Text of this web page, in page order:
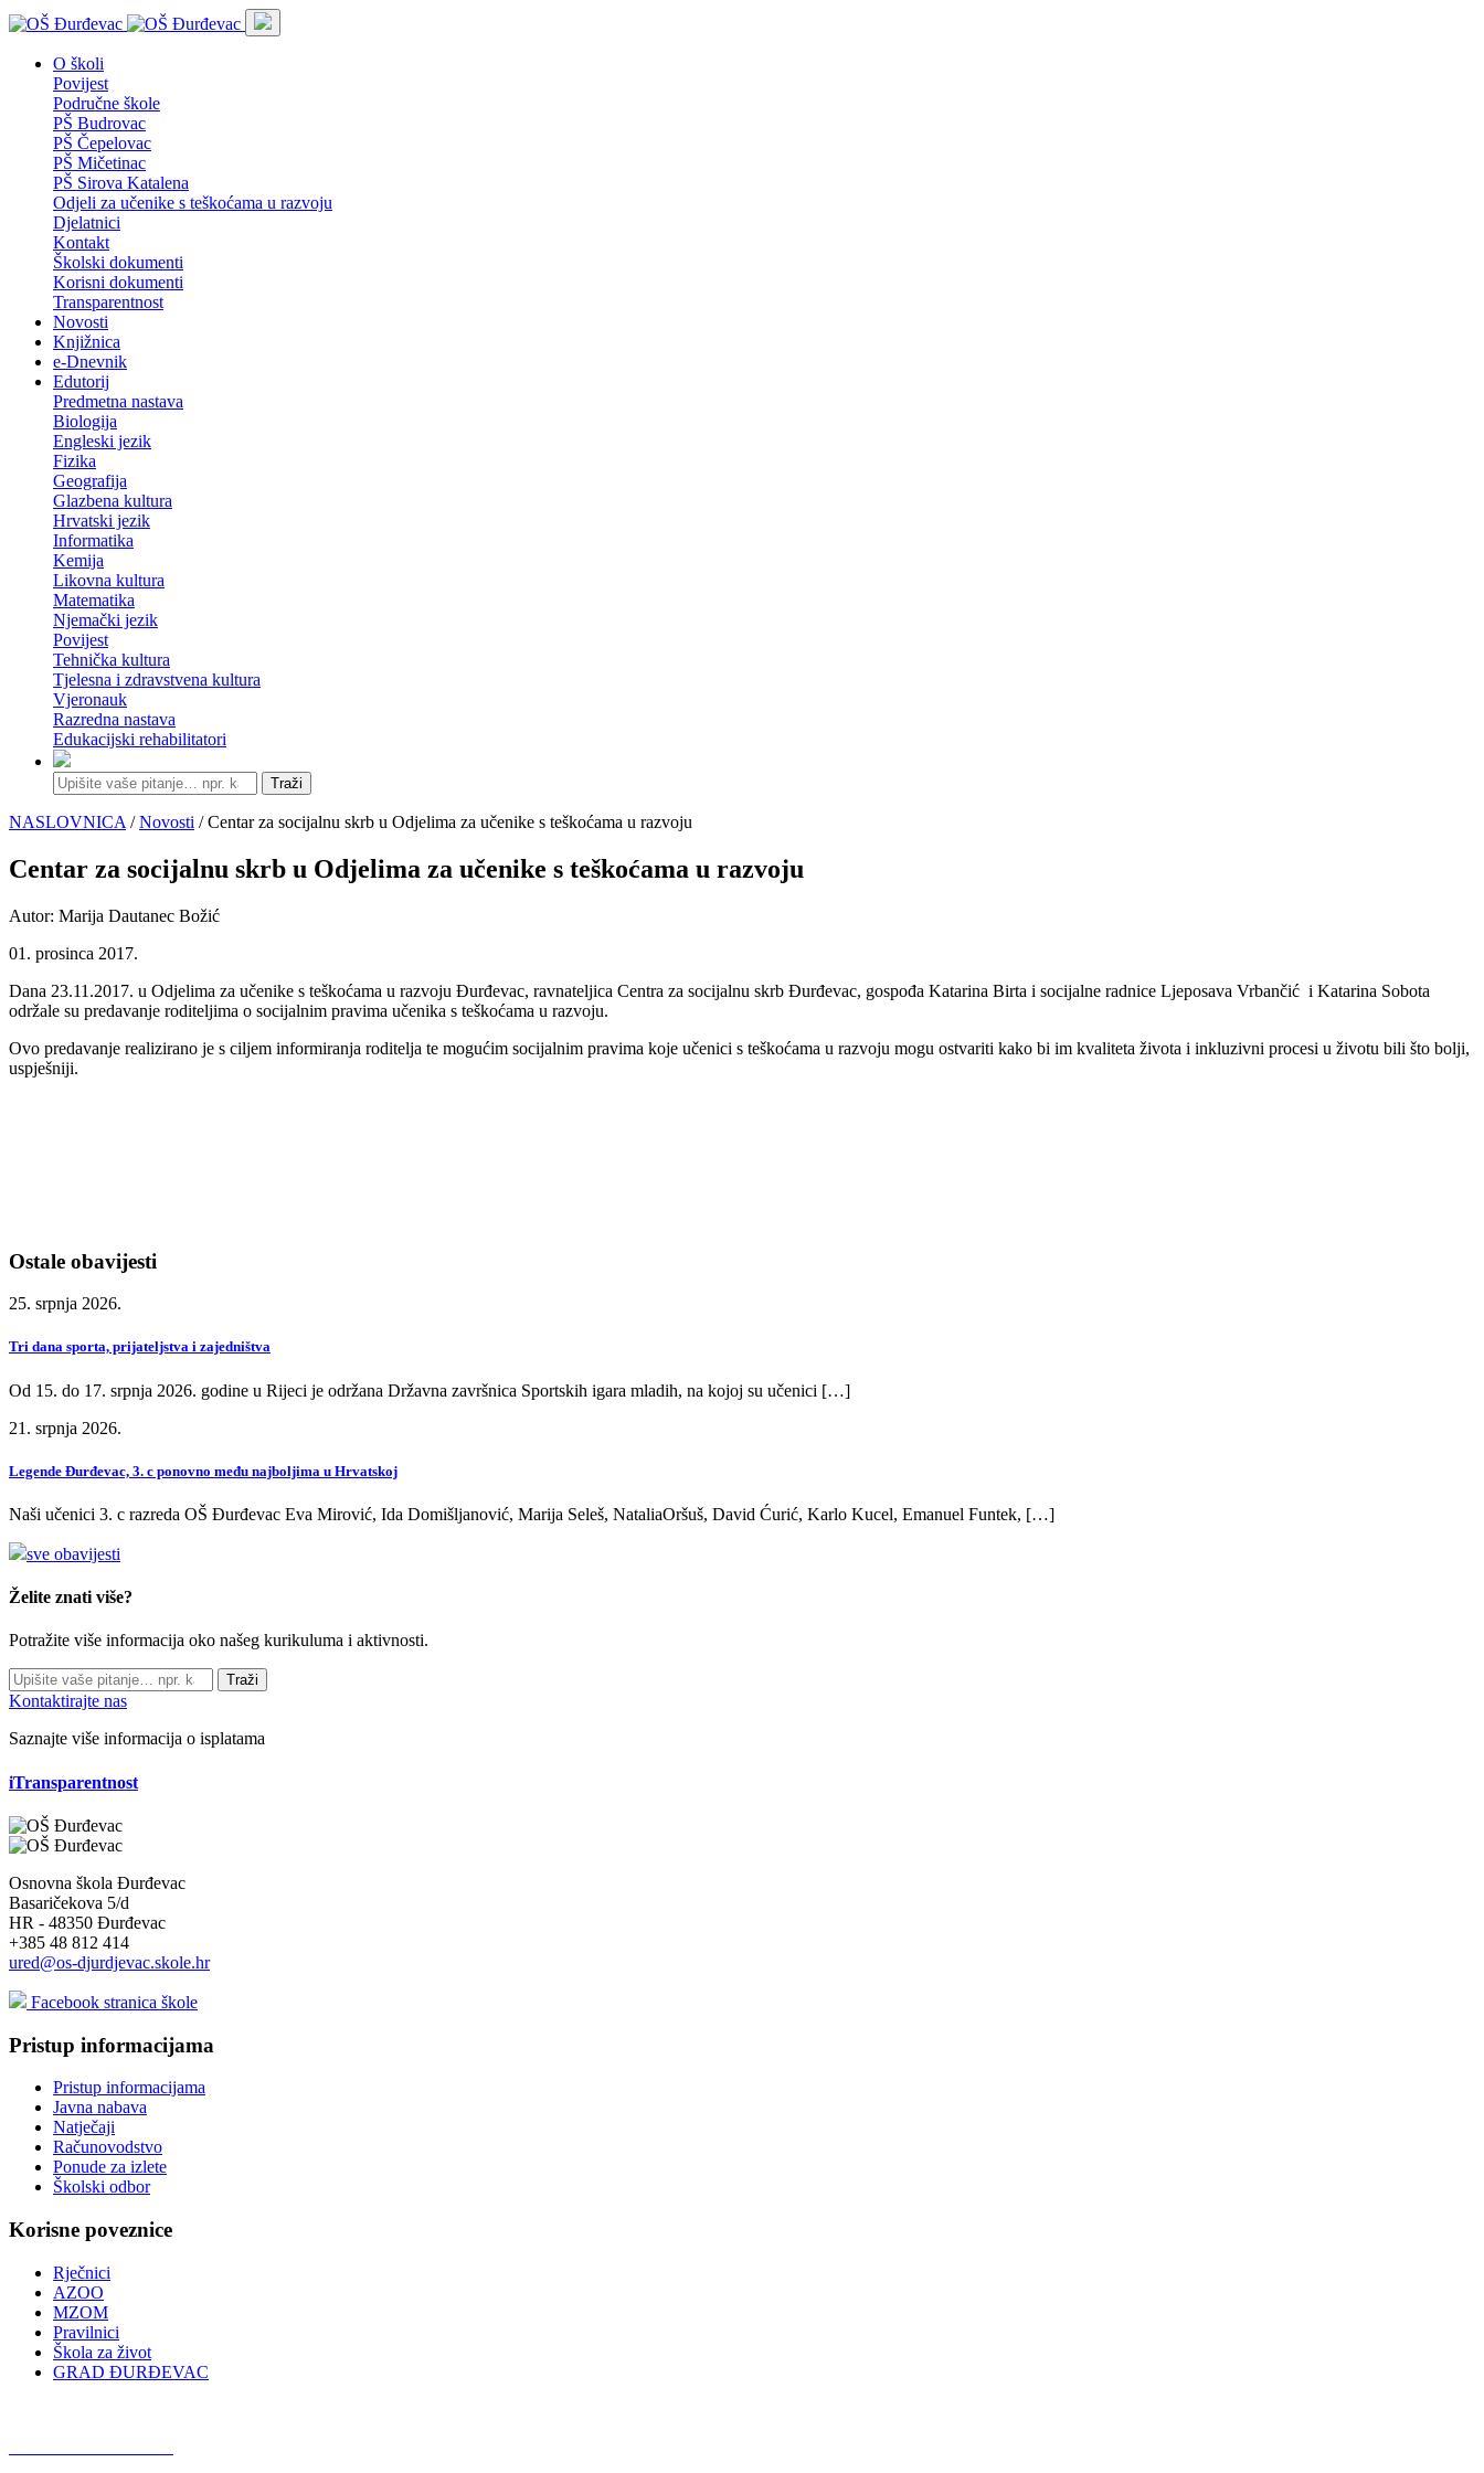
O školi
Povijest
Područne škole
PŠ Budrovac
PŠ Čepelovac
PŠ Mičetinac
PŠ Sirova Katalena
Odjeli za učenike s teškoćama u razvoju
Djelatnici
Kontakt
Školski dokumenti
Korisni dokumenti
Transparentnost
Novosti
Knjižnica
e-Dnevnik
Edutorij
Predmetna nastava
Biologija
Engleski jezik
Fizika
Geografija
Glazbena kultura
Hrvatski jezik
Informatika
Kemija
Likovna kultura
Matematika
Njemački jezik
Povijest
Tehnička kultura
Tjelesna i zdravstvena kultura
Vjeronauk
Razredna nastava
Edukacijski rehabilitatori
Traži
NASLOVNICA /Novosti / Centar za socijalnu skrb u Odjelima za učenike s teškoćama u razvoju
Centar za socijalnu skrb u Odjelima za učenike s teškoćama u razvoju
Autor: Marija Dautanec Božić
01. prosinca 2017.
Dana 23.11.2017. u Odjelima za učenike s teškoćama u razvoju Đurđevac, ravnateljica Centra za socijalnu skrb Đurđevac, gospođa Katarina Birta i socijalne radnice Ljeposava Vrbančić i Katarina Sobota
održale su predavanje roditeljima o socijalnim pravima učenika s teškoćama u razvoju.
Ovo predavanje realizirano je s ciljem informiranja roditelja te mogućim socijalnim pravima koje učenici s teškoćama u razvoju mogu ostvariti kako bi im kvaliteta života i inkluzivni procesi u životu bili što bolji,
uspješniji.
Ostale obavijesti
25. srpnja 2026.
Tri dana sporta, prijateljstva i zajedništva
Od 15. do 17. srpnja 2026. godine u Rijeci je održana Državna završnica Sportskih igara mladih, na kojoj su učenici […]
21. srpnja 2026.
Legende Đurđevac, 3. c ponovno među najboljima u Hrvatskoj
Naši učenici 3. c razreda OŠ Đurđevac Eva Mirović, Ida Domišljanović, Marija Seleš, NataliaOršuš, David Ćurić, Karlo Kucel, Emanuel Funtek, […]
sve obavijesti
Želite znati više?
Potražite više informacija oko našeg kurikuluma i aktivnosti.
Traži
Kontaktirajte nas
Saznajte više informacija o isplatama
iTransparentnost
Osnovna škola Đurđevac
Basaričekova 5/d
HR - 48350 Đurđevac
+385 48 812 414
ured@os-djurdjevac.skole.hr
Facebook stranica škole
Pristup informacijama
Pristup informacijama
Javna nabava
Natječaji
Računovodstvo
Ponude za izlete
Školski odbor
Korisne poveznice
Rječnici
AZOO
MZOM
Pravilnici
Škola za život
GRAD ĐURĐEVAC